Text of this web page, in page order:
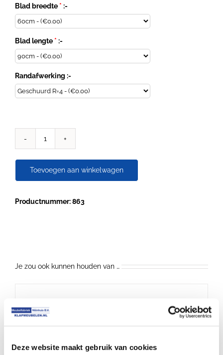
Deze website maakt gebruik van cookies
Blad breedte * :-
Blad lengte * :-
Randafwerking :-
Tafelblad
aantal
Toevoegen aan winkelwagen
Productnummer: 863
Je zou ook kunnen houden van …
€1.25